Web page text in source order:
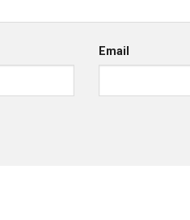
Email